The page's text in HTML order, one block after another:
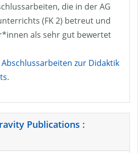
die in der AG
(FK 2) betreut und
als sehr gut bewertet
zur Didaktik
.
Publications :